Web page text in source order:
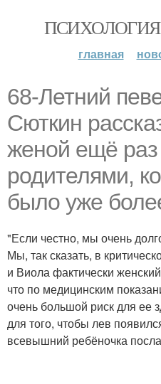
главная
68-Летний
Сюткин
женой ещё раз
родителями,
было уже
"Если честно, мы очень
Мы, так сказать, в
и Виола фактически
что по медицинским
очень большой риск для ее
для того, чтобы лев
всевышний ребёночка